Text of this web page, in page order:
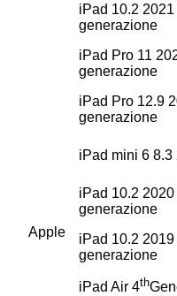
Apple
iPad 10.2 2021
generazione
iPad Pro 11
generazione
iPad Pro 12.9
generazione
iPad mini 6 8.3
iPad 10.2 2020
generazione
iPad 10.2 2019
generazione
iPad Air 4th